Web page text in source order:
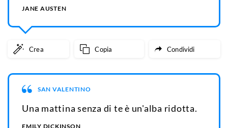
JANE AUSTEN
Crea Copia Condividi
SAN VALENTINO
Una mattina senza di te è un'alba ridotta.
EMILY DICKINSON